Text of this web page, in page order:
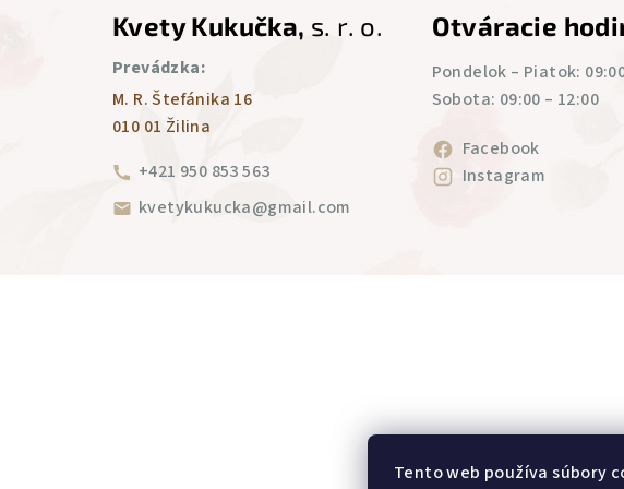
Tento web používa súbory
Kvety Kukučka, s. r. o.
Prevádzka:
M. R. Štefánika 16
010 01 Žilina
+421 950 853 563
kvetykukucka@gmail.com
Otváracie
Pondelok – Piatok:
Sobota: 09:00 – 12:00
Facebook
Instagram